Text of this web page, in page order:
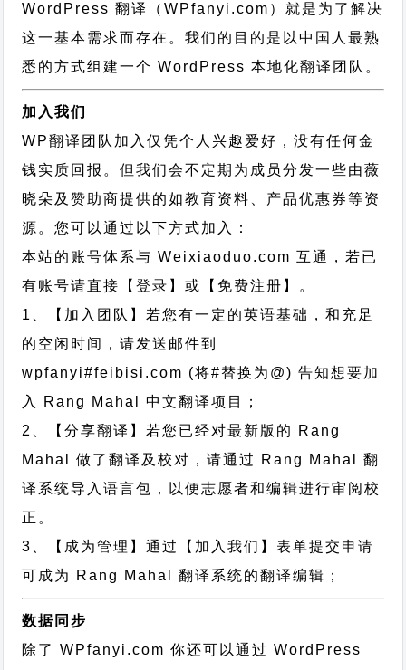
WordPress 翻译（WPfanyi.com） 就是为了解决
这一基本需求而存在。我们的目的是以中国人最熟
悉的方式组建一个 WordPress 本地化翻译团队。
加入我们
WP翻译团队加入仅凭个人兴趣爱好，没有任何金
钱实质回报。但我们会不定期为成员分发一些由薇
晓朵及赞助商提供的如教育资料、产品优惠券等资
源。您可以通过以下方式加入：
本站的账号体系与Weixiaoduo.com 互通，若已
有账号请直接【登录】或【免费注册】。
1、【加入团队】若您有一定的英语基础，和充足
的空闲时间，请发送邮件到
wpfanyi#feibisi.com (将#替换为@) 告知想要加
入 Rang Mahal 中文翻译项目；
2、【分享翻译】若您已经对最新版的 Rang
Mahal 做了翻译及校对，请通过 Rang Mahal 翻
译系统导入语言包，以便志愿者和编辑进行审阅校
正。
3、【成为管理】通过【加入我们】表单提交申请
可成为 Rang Mahal 翻译系统的翻译编辑；
数据同步
除了 WPfanyi.com 你还可以通过WordPress